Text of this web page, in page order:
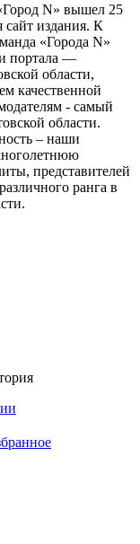
N» вышел 25
сайт издания. К
«Города N»
портала —
области,
качественной
- самый
области.
– наши
представителей
ранга в